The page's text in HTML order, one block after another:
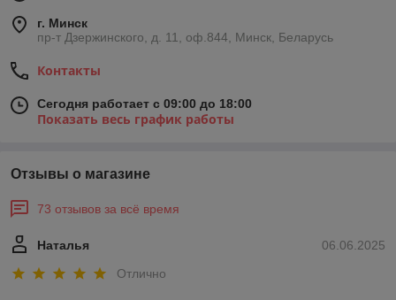
г. Минск
пр-т Дзержинского, д. 11, оф.844, Минск, Беларусь
Контакты
Сегодня работает с 09:00 до 18:00
Показать весь график работы
Отзывы о магазине
73 отзывов за всё время
06.06.2025
Наталья
Отлично